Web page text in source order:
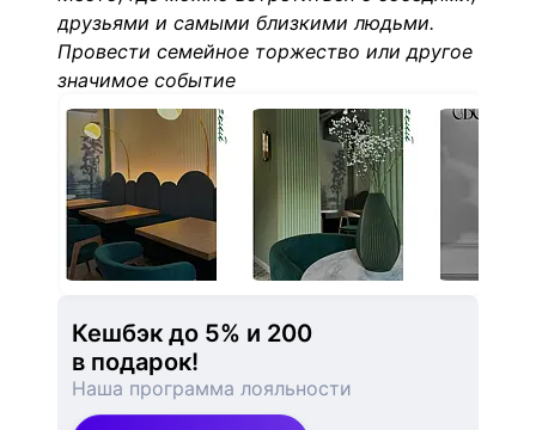
друзьями и самыми близкими людьми.
Провести семейное торжество или другое
значимое событие
Кешбэк до 5% и 200
в подарок!
Наша программа лояльности